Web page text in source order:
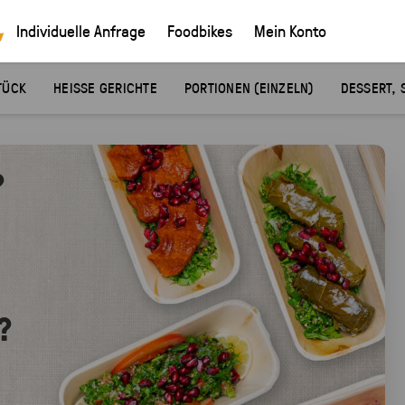
Individuelle Anfrage Foodbikes Mein Konto
HEISSE GERICHTE PORTIONEN (EINZELN) DESSERT,